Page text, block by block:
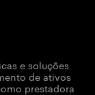
e soluções
de ativos
prestadora